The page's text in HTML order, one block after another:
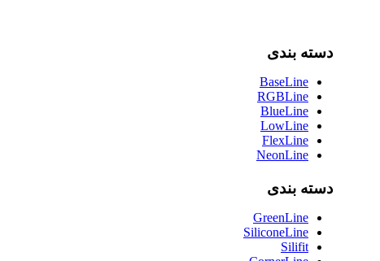
دسته بندی
BaseLine
RGBLine
BlueLine
LowLine
FlexLine
NeonLine
دسته بندی
GreenLine
SiliconeLine
Silifit